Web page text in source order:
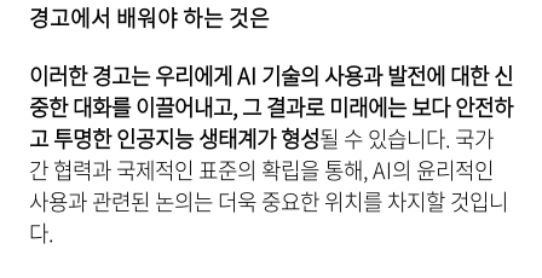
경고에서 배워야 하는 것은
이러한 경고는 우리에게 AI 기술의 사용과 발전에 대한 신
중한 대화를 이끌어내고, 그 결과로 미래에는 보다 안전하
고 투명한 인공지능 생태계가 형성될 수 있습니다. 국가
간 협력과 국제적인 표준의 확립을 통해, AI의 윤리적인
사용과 관련된 논의는 더욱 중요한 위치를 차지할 것입니
다.